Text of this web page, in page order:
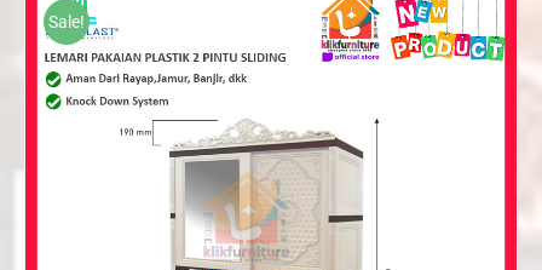
Rp1,876,500.
Sale!